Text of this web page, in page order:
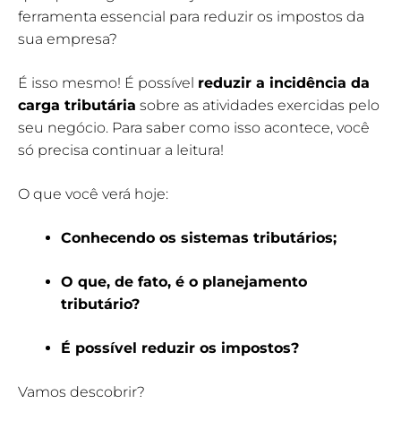
ferramenta essencial para reduzir os impostos da
sua empresa?
É isso mesmo! É possível reduzir a incidência da
carga tributária sobre as atividades exercidas pelo
seu negócio. Para saber como isso acontece, você
só precisa continuar a leitura!
O que você verá hoje:
Conhecendo os sistemas tributários;
O que, de fato, é o planejamento
tributário?
É possível reduzir os impostos?
Vamos descobrir?